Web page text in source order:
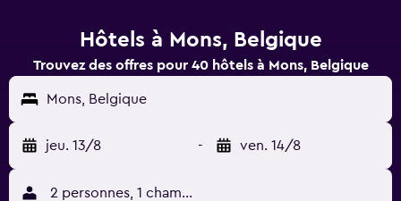
Hôtels à Mons, Belgique
Trouvez des offres pour 40 hôtels à Mons, Belgique
Mons, Belgique
jeu. 13/8 - ven. 14/8
2 personnes, 1 chambre